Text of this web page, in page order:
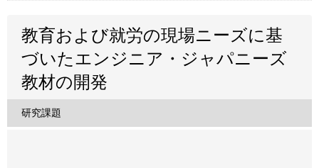
教育および就労の現場ニーズに基
づいたエンジニア・ジャパニーズ
教材の開発
研究課題